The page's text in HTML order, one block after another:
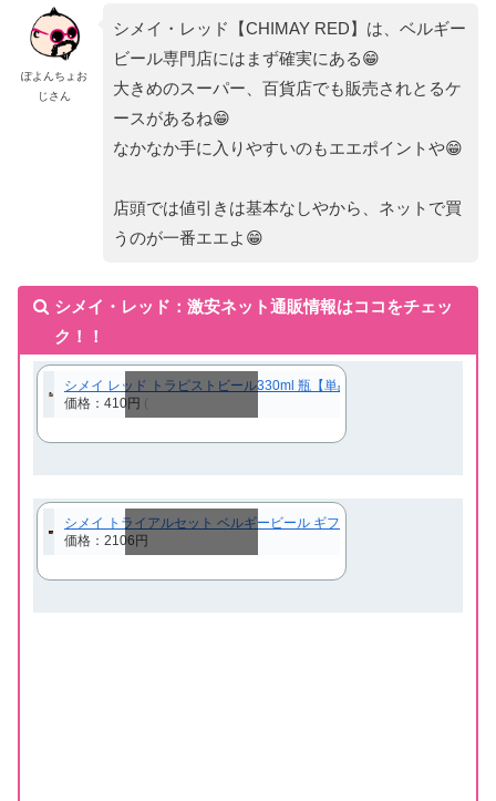
ぽよんちょお
じさん
シメイ・レッド【CHIMAY RED】は、ベルギー
ビール専門店にはまず確実にある😁
大きめのスーパー、百貨店でも販売されとるケ
ースがあるね😁
なかなか手に入りやすいのもエエポイントや😁
店頭では値引きは基本なしやから、ネットで買
うのが一番エエよ😁
シメイ・レッド：激安ネット通販情報はココをチェッ
ク！！
シメイ レッド トラピストビール330ml 瓶【単品販売】[輸入ビール][海
価格：410円 (
シメイ トライアルセット ベルギービール ギフト 贈答用 飲み比べ シメ
価格：2106円